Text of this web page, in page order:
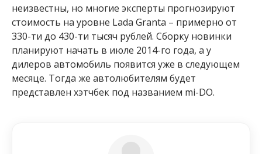
неизвестны, но многие эксперты прогнозируют
стоимость на уровне Lada Granta – примерно от
330-ти до 430-ти тысяч рублей. Сборку новинки
планируют начать в июле 2014-го года, а у
дилеров автомобиль появится уже в следующем
месяце. Тогда же автолюбителям будет
представлен хэтчбек под названием mi-DO.